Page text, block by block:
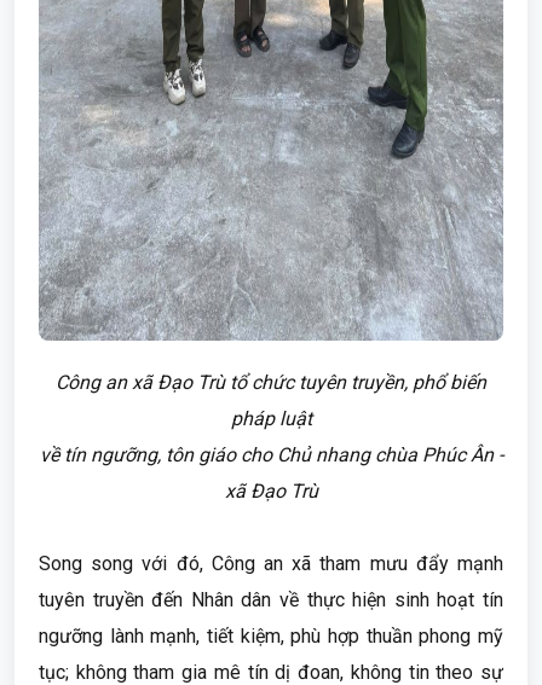
Công an xã Đạo Trù tổ chức tuyên truyền, phổ biến
pháp luật
về tín ngưỡng, tôn giáo cho Chủ nhang chùa Phúc Ân -
xã Đạo Trù
Song song với đó, Công an xã tham mưu đẩy mạnh
tuyên truyền đến Nhân dân về thực hiện sinh hoạt tín
ngưỡng lành mạnh, tiết kiệm, phù hợp thuần phong mỹ
tục; không tham gia mê tín dị đoan, không tin theo sự